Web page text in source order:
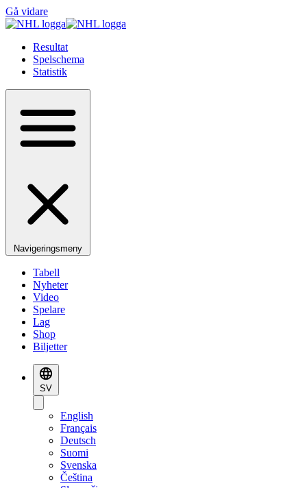
Gå vidare
Resultat
Spelschema
Statistik
Navigeringsmeny
Tabell
Nyheter
Video
Spelare
Lag
Shop
Biljetter
SV
English
Français
Deutsch
Suomi
Svenska
Čeština